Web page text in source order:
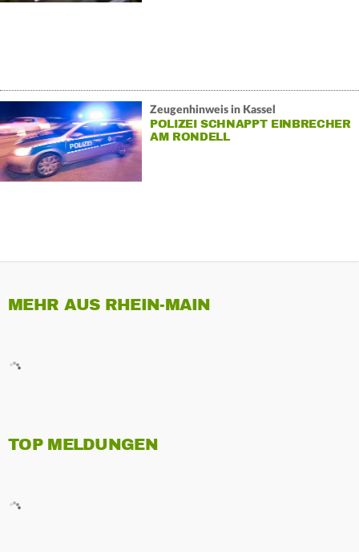
Zeugenhinweis in Kassel
POLIZEI SCHNAPPT EINBRECHER
AM RONDELL
MEHR AUS RHEIN-MAIN
TOP MELDUNGEN